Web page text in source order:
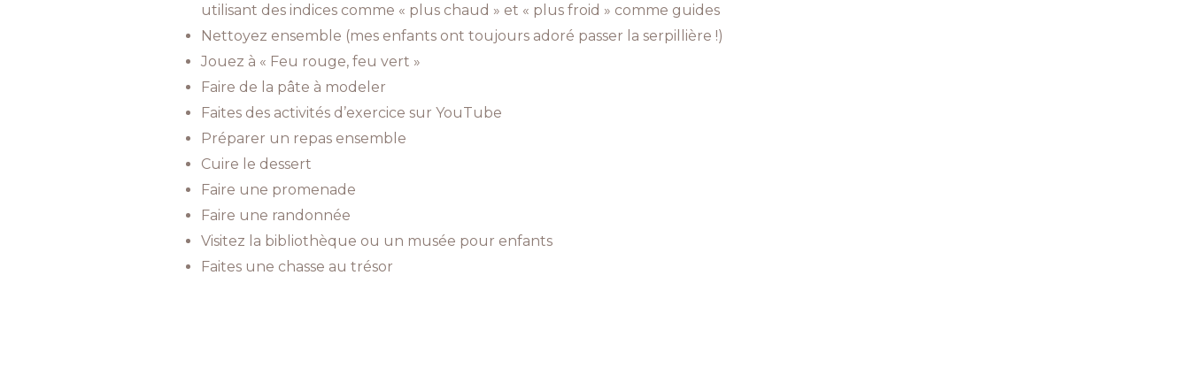
utilisant des indices comme « plus chaud » et « plus froid » comme guides
Nettoyez ensemble (mes enfants ont toujours adoré passer la serpillière !)
Jouez à « Feu rouge, feu vert »
Faire de la pâte à modeler
Faites des activités d’exercice sur YouTube
Préparer un repas ensemble
Cuire le dessert
Faire une promenade
Faire une randonnée
Visitez la bibliothèque ou un musée pour enfants
Faites une chasse au trésor